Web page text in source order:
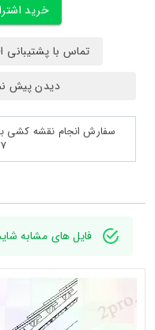
خرید
تماس با پشتیبانی ای دی تلگرام E2PROIR@
دیدن پیش
سفارش انجام نقشه کشی
فایل های مشابه